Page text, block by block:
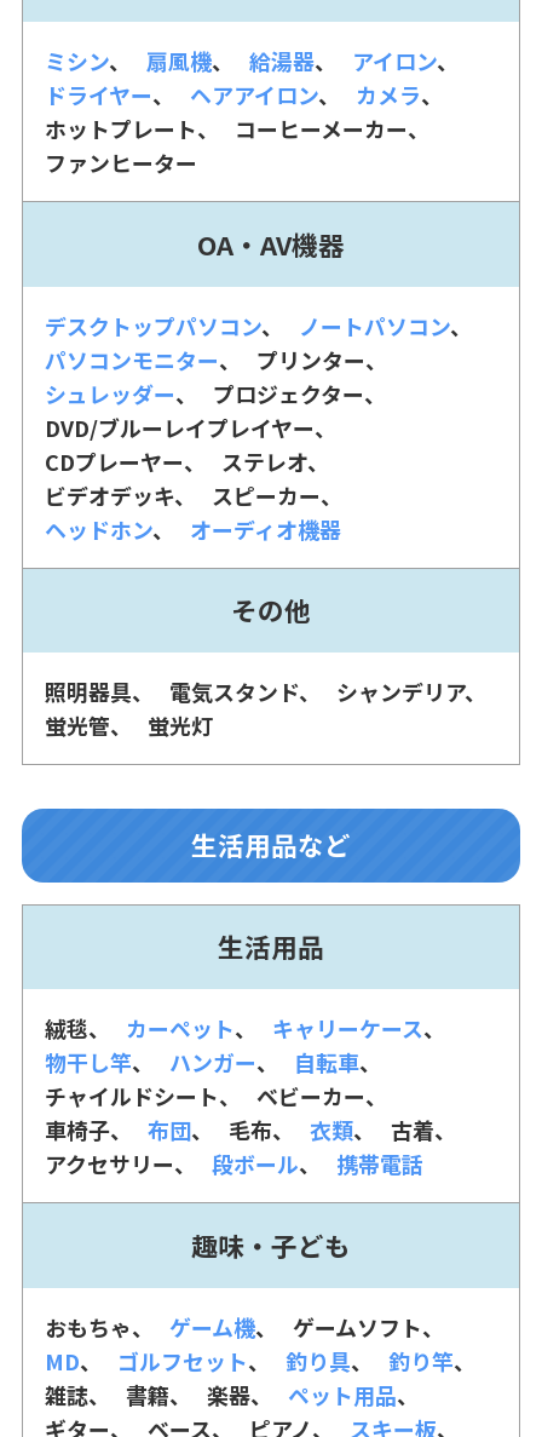
ミシン 扇風機 給湯器
アイロン
ドライヤー
ヘアアイロン
カメラ
ホットプレート
コーヒーメーカー
ファンヒーター
OA・AV機器
デスクトップパソコン
ノートパソコン
パソコンモニター
プリンター
シュレッダー
プロジェクター
DVD/ブルーレイプレイヤー
CDプレーヤー
ステレオ
ビデオデッキ
スピーカー
ヘッドホン
オーディオ機器
その他
照明器具 電気スタンド
シャンデリア
蛍光管
蛍光灯
生活用品など
生活用品
絨毯 カーペット
キャリーケース
物干し竿
ハンガー
自転車
チャイルドシート
ベビーカー
車椅子
布団 毛布 衣類
古着
アクセサリー
段ボール 携帯電話
趣味・子ども
おもちゃ ゲーム機
ゲームソフト
MD
ゴルフセット 釣り具
釣り竿
雑誌
書籍 楽器
ペット用品
ギター
ベース ピアノ スキー板